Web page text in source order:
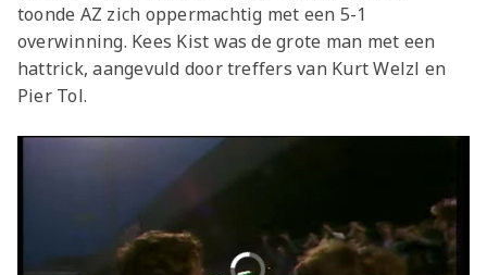
toonde AZ zich oppermachtig met een 5-1
overwinning. Kees Kist was de grote man met een
hattrick, aangevuld door treffers van Kurt Welzl en
Pier Tol.